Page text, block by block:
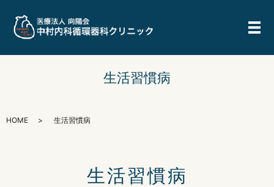
メ
生活習慣病
HOME 生活習慣病
生活習慣病